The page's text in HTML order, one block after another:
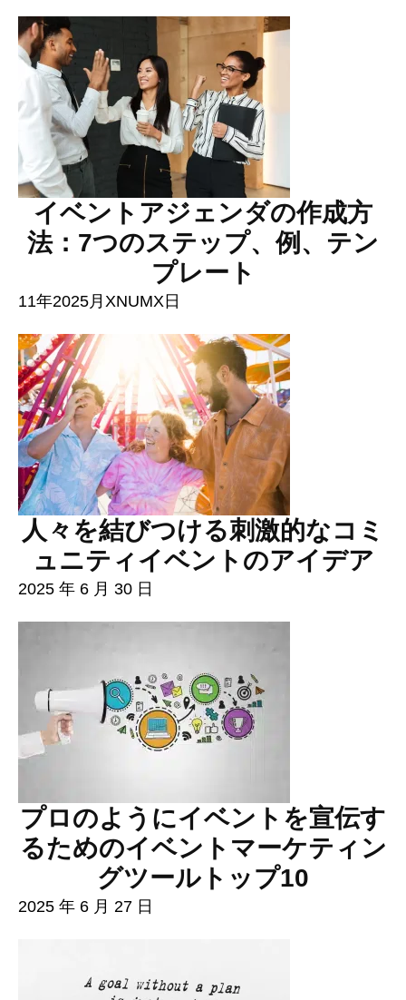
イベントアジェンダの作成方
法：7つのステップ、例、テン
プレート
11年2025月XNUMX日
人々を結びつける刺激的なコミ
ュニティイベントのアイデア
2025 年 6 月 30 日
プロのようにイベントを宣伝す
るためのイベントマーケティン
グツールトップ10
2025 年 6 月 27 日